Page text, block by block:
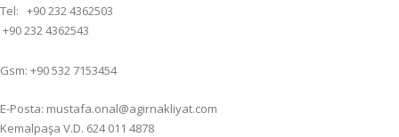
Tel: +90 232 4362503
+90 232 4362543
Gsm: +90 532 7153454
E-Posta: mustafa.onal@agirnakliyat.com
Kemalpaşa V.D. 624 011 4878